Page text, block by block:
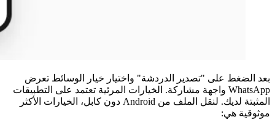
بعد الضغط على "تصدير الدردشة" واختيار خيار الوسائط تعرض
WhatsApp واجهة مشاركة. الخيارات المرئية تعتمد على التطبيقات
المثبتة لديك. لنقل الملف من Android دون كابل، الخيارات الأكثر
موثوقية هي: